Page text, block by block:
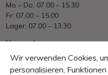
Mo – Do: 07.00 – 15.30
Fr: 07.00 – 15.00
Lager: 07.00 – 13.30
Versand
Ab HUF. 70&#039;000.– portofrei
EU/International nach Aufwand
Wir verwenden Cookies,
personalisieren,